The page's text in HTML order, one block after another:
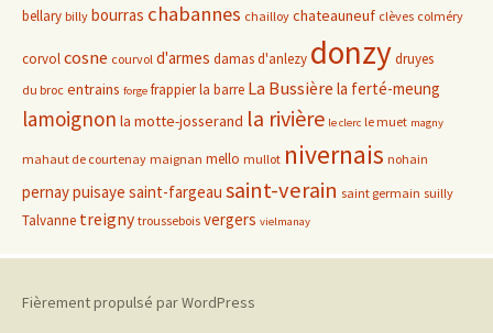
bellary billy bourras chabannes chailloy chateauneuf clèves colméry
corvolcosne courvol d'armes damas d'anlezy donzydruyes
du broc entrains forge frappierla barre La Bussière la ferté-meung
lamoignon la motte-josserand la rivière le clerc le muet magny
mahaut de courtenay maignan mello mullot nivernais nohain
pernaypuisaye saint-fargeau saint-verain saint germain suilly
Talvanne treigny troussebois vergers vielmanay
Fièrement propulsé par WordPress